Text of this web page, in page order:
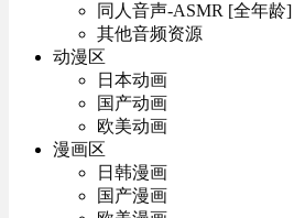
同人音声-ASMR [全年龄]
其他音频资源
动漫区
日本动画
国产动画
欧美动画
漫画区
日韩漫画
国产漫画